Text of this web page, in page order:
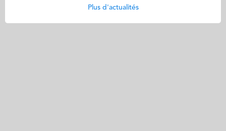
Plus d'actualités